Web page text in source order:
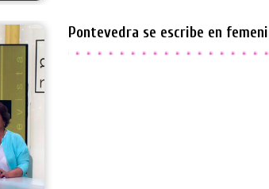
Pontevedra se escribe en